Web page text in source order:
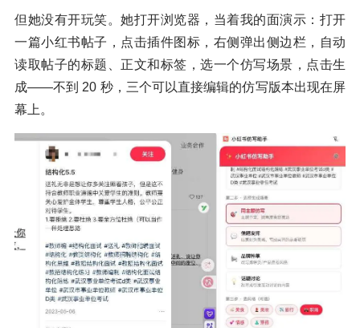
但她没有开玩笑。她打开浏览器，当着我的面演示：打开
一篇小红书帖子，点击插件图标，右侧弹出侧边栏，自动
读取帖子的标题、正文和标签，选一个仿写场景，点击生
成——不到 20 秒，三个可以直接编辑的仿写版本出现在屏
幕上。